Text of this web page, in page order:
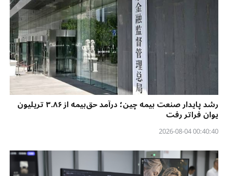
رشد پایدار صنعت بیمه چین؛ درآمد حق‌بیمه از ۳.۸۶ تریلیون
یوان فراتر رفت
00:40:40 2026-08-04